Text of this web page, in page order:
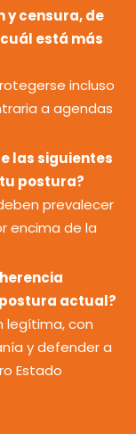
y censura, de
está más
incluso
a agendas
las siguientes
postura?
prevalecer
encima de la
actual?
legítima, con
y defender a
Estado